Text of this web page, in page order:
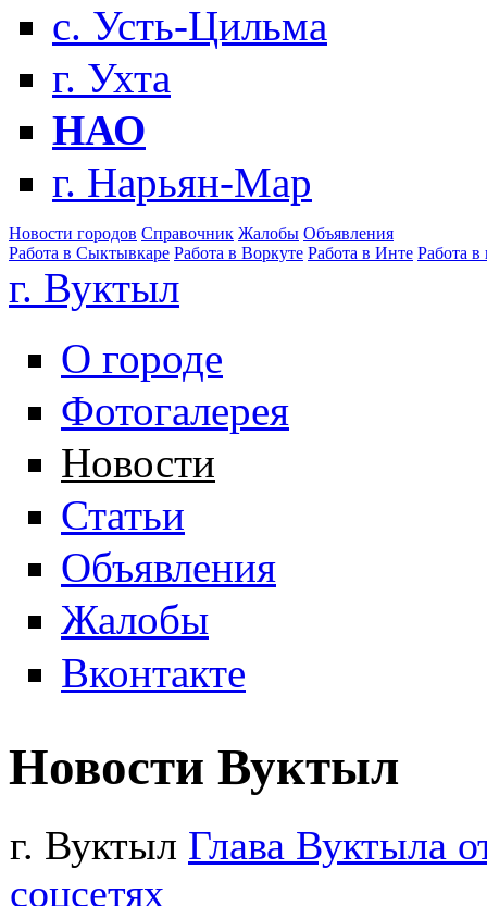
с. Усть-Цильма
г. Ухта
НАО
г. Нарьян-Мар
Новости городов Справочник Жалобы Объявления
Работа в Сыктывкаре Работа в Воркуте Работа в Инте Работа в
г. Вуктыл
О городе
Фотогалерея
Новости
Статьи
Объявления
Жалобы
Вконтакте
Новости Вуктыл
г. Вуктыл Глава Вуктыла
соцсетях